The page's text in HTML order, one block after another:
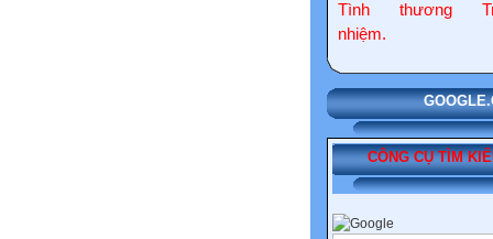
Tình thương
nhiệm.
GOOGLE.COM
CÔNG CỤ TÌM